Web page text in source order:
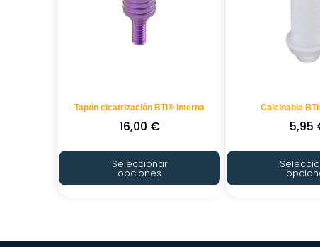
Tapón cicatrización BTI® Interna
16,00 €
Seleccionar
opciones
Calcinable
5,95